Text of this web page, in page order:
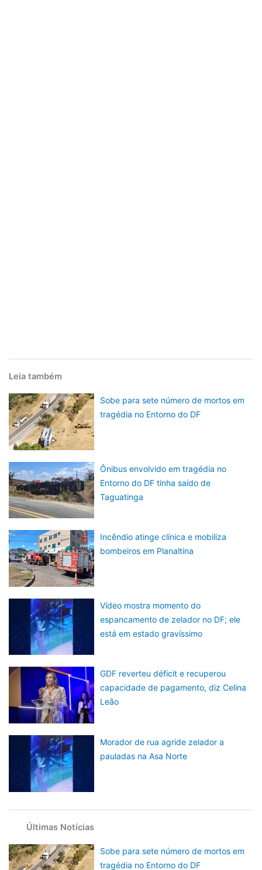
Leia também
Sobe para sete número de mortos em
tragédia no Entorno do DF
Ônibus envolvido em tragédia no
Entorno do DF tinha saído de
Taguatinga
Incêndio atinge clínica e mobiliza
bombeiros em Planaltina
Vídeo mostra momento do
espancamento de zelador no DF; ele
está em estado gravíssimo
GDF reverteu déficit e recuperou
capacidade de pagamento, diz Celina
Leão
Morador de rua agride zelador a
pauladas na Asa Norte
Últimas Notícias
Sobe para sete número de mortos em
tragédia no Entorno do DF